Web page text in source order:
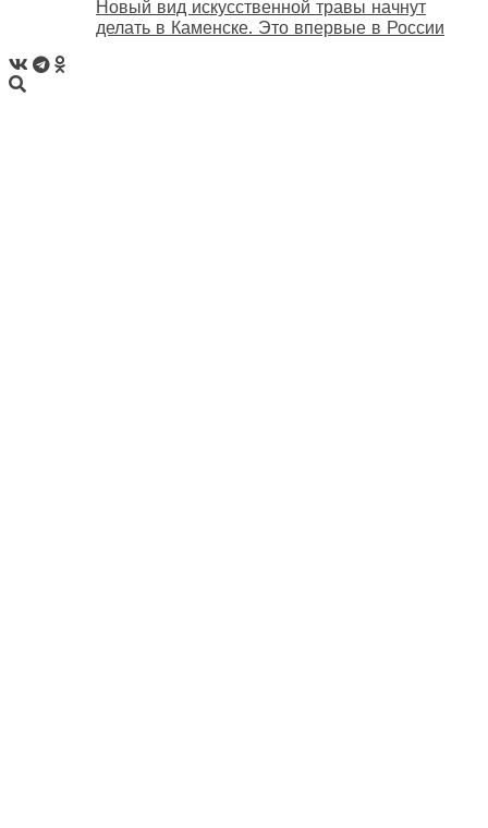
Новый вид искусственной травы начнут
делать в Каменске. Это впервые в России